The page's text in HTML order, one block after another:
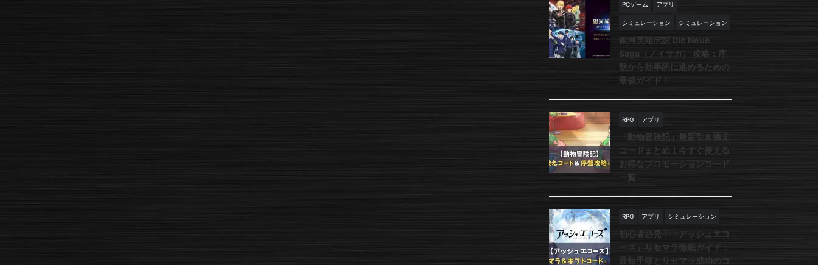
PCゲーム アプリ
シミュレーション シミュレーション
銀河英雄伝説 Die Neue
Saga（ノイサガ） 攻略：序
盤から効率的に進めるための
最強ガイド！
RPG アプリ
「動物冒険記」最新引き換え
コードまとめ！今すぐ使える
お得なプロモーションコード
一覧
RPG アプリ シミュレーション
初心者必見！「アッシュエコ
ーズ」リセマラ徹底ガイド：
最短手順とリセマラ成功のコ